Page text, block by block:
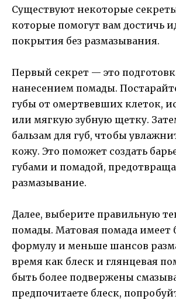
Существуют некоторые
которые помогут вам достичь
покрытия без размазывания.
Первый секрет — это
нанесением помады.
губы от омертвевших клеток,
или мягкую зубную щетку.
бальзам для губ, чтобы
кожу. Это поможет создать
губами и помадой,
размазывание.
Далее, выберите правильную
помады. Матовая помада имеет
формулу и меньше шансов
время как блеск и глянцевая
быть более подвержены
предпочитаете блеск,